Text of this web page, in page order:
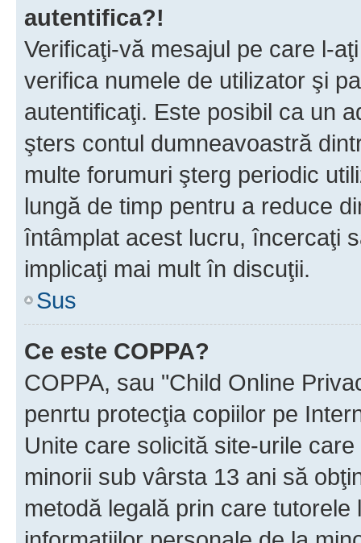
autentifica?!
Verificaţi-vă mesajul pe care l-
verifica numele de utilizator şi
autentificaţi. Este posibil ca un
şters contul dumneavoastră
multe forumuri şterg periodic
lungă de timp pentru a reduce
întâmplat acest lucru, încercaţi
implicaţi mai mult în discuţii.
Sus
Ce este COPPA?
COPPA, sau "Child Online
penrtu protecţia copiilor pe
Unite care solicită site-urile
minorii sub vârsta 13 ani să
metodă legală prin care